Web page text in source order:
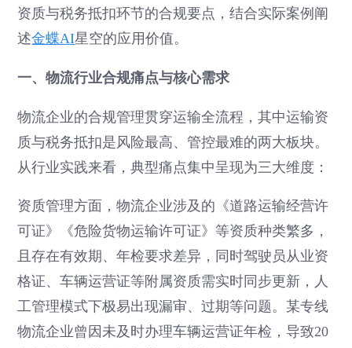
资质与税务抵扣环节的合规要点，结合实际案例阐
述金蝶AI星空的应用价值。
一、物流行业合规痛点与核心需求
物流企业的合规管理贯穿运输全流程，其中运输资
质与税务抵扣是风险最高、管控最难的两大板块。
从行业实践来看，典型痛点集中呈现为三大维度：
资质管理方面，物流企业涉及的《道路运输经营许
可证》《危险货物运输许可证》等资质种类繁多，
且存在有效期、年检要求差异，同时驾驶员从业资
格证、车辆运营证等附属资质需实时同步更新，人
工管理模式下极易出现漏审、过期等问题。某专线
物流企业曾因未及时办理车辆运营证年检，导致20